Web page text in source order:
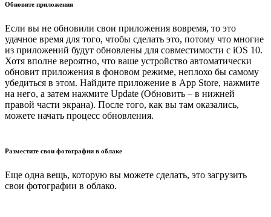
Обновите приложения
Если вы не обновили свои приложения вовремя, то это
удачное время для того, чтобы сделать это, потому что многие
из приложений будут обновлены для совместимости с iOS 10.
Хотя вполне вероятно, что ваше устройство автоматически
обновит приложения в фоновом режиме, неплохо бы самому
убедиться в этом. Найдите приложение в App Store, нажмите
на него, а затем нажмите Update (Обновить – в нижней
правой части экрана). После того, как вы там оказались,
можете начать процесс обновления.
Разместите свои фотографии в облаке
Еще одна вещь, которую вы можете сделать, это загрузить
свои фотографии в облако.